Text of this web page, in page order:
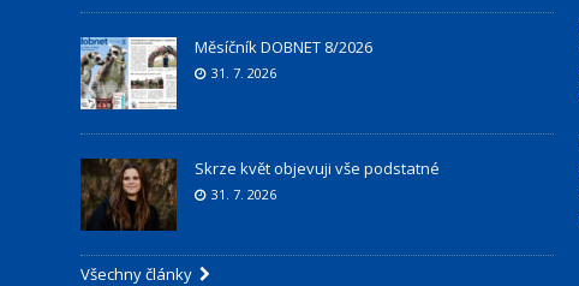
Měsíčník DOBNET 8/2026
31. 7. 2026
Skrze květ objevuji vše podstatné
31. 7. 2026
Všechny články